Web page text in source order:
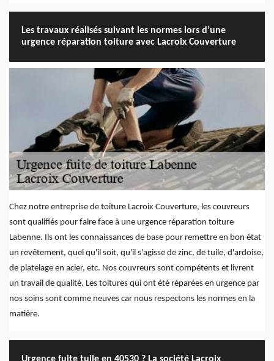
Les travaux réalisés suivant les normes lors d’une
urgence réparation toiture avec Lacroix Couverture
Chez notre entreprise de toiture Lacroix Couverture, les couvreurs
sont qualifiés pour faire face à une urgence réparation toiture
Labenne. Ils ont les connaissances de base pour remettre en bon état
un revêtement, quel qu'il soit, qu'il s'agisse de zinc, de tuile, d'ardoise,
de platelage en acier, etc. Nos couvreurs sont compétents et livrent
un travail de qualité. Les toitures qui ont été réparées en urgence par
nos soins sont comme neuves car nous respectons les normes en la
matière.